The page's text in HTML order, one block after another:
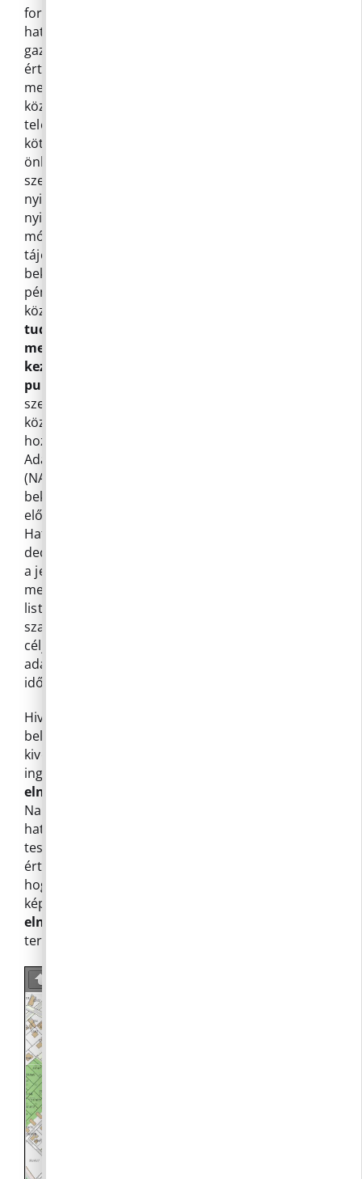
forint helyett egymillió forintban húzzák meg a
határt, kumulált bruttó értékkel számolva a
gazdálkodási éven belül. A bruttó 1.000.000 Ft
értéket meghaladó hatályos szerződéseket és
megrendeléseket havi jelentések rendszeres
közzétételével javasolják nyilvánosságra hozni a
település honlapján 2026. július 1-től. A jövőben
kötendő szerződések előkészítése során az
önkormányzati adatkezelőnek tájékoztatnia kell a
szerződő feleket az adatok elektronikus
nyilvánosságra hozatali szándékáról, a
nyilvánossá váló adatok köréről, a közzététel
módjáról, helyéről és időtartamáról. Továbbá
tájékoztatni kell a felet, hogy az Infotv. 27. § (3a)
bekezdése alapján köteles tájékoztatást adni a
pénzügyi/gazdasági jogviszonnyal összefüggő,
közérdekből nyilvános adatokról.
tudni érdemes a közadatot kikérőknek, hogy a
megkapott adatoknak a továbbiakban ők is
kezelőik, csak jogszabályok betartása mentén
publikálhatják.)
szerződések írásos engedély nélkül nem tehetők
közzé, azokhoz közérdekű adatigényléssel lehet
hozzájutni. A képviselők döntöttek a Nemzeti
Adatvédelmi és Információszabadság Hatóság
(NAIH) megkereséséről az Infotv. 37. § (3)
bekezdése szerinti egyedi közzétételi lista
előzetes véleményének kikérése céljából.
Határidő az állásfoglalás megkérésére: 2025.
december 31. A rendelet előkészítésének felelőse
a jegyző, határidő: a hatósági állásfoglalás
megérkezését követően. Az egyedi közzétételi
listát önkormányzati rendelettel kell megalkotni,
szabályozva az adatok fajtáját, az adatkezelés
célját, feltételeit, megismerhetőségét, az
adatkezelő személyét, valamint az adatkezelés
időtartamát vagy felülvizsgálatát.
Hivatalunkat megkeresték a Pilisborosjenő,
belterület 714/5 hrsz Önkormányzati tulajdonú
kivett úttal közterületi kapcsolatban lévő
ingatlanok tulajdonosai, hogy a jelenleg út
elnevezésre kerüljön.
Napsugár lakópark és a Községünk közigazgatási
határa között helyezkedik el. A múltkori képviselő-
testületi – hasonló ügyben hozott döntés
értelmében – megkerestük a tulajdonosokat,
hogy tegyenek javaslatot az utca elnevezésére. A
képviselők 5 szavazattal az
elnevezést
terület szolgáltató jellege miatt.